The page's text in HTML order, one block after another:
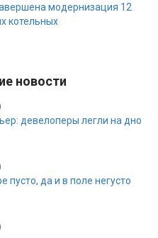
модернизация 12
котельных
новости
девелоперы легли на дно
пусто, да и в поле негусто